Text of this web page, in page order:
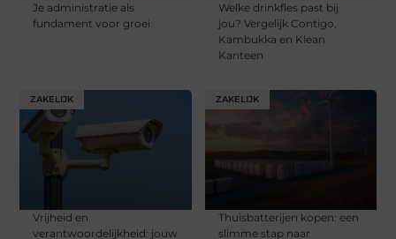
Je administratie als
fundament voor groei
Welke drinkfles past bij
jou? Vergelijk Contigo,
Kambukka en Klean
Kanteen
ZAKELIJK
Vrijheid en
verantwoordelijkheid: jouw
ZAKELIJK
Thuisbatterijen kopen: een
slimme stap naar